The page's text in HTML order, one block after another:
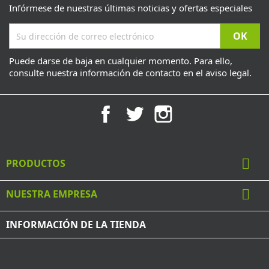
Infórmese de nuestras últimas noticias y ofertas especiales
Puede darse de baja en cualquier momento. Para ello,
consulte nuestra información de contacto en el aviso legal.
FacebookTwitter
PRODUCTOS 
NUESTRA EMPRESA 
INFORMACIÓN DE LA TIENDA